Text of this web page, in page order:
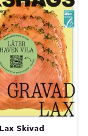
Skivad